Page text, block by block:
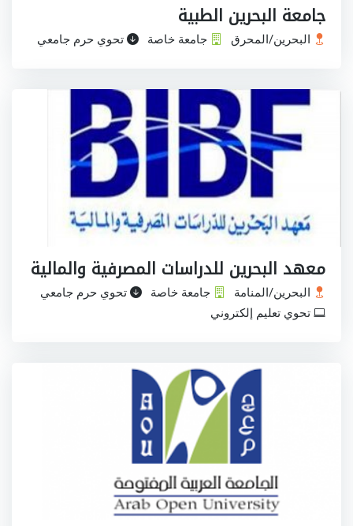
جامعة البحرين الطبية
البحرين/المحرق جامعة خاصة تحوي حرم جامعي
معهد البحرين للدراسات المصرفية والمالية
البحرين/المنامة جامعة خاصة
تحوي حرم جامعي
تحوي تعليم إلكتروني